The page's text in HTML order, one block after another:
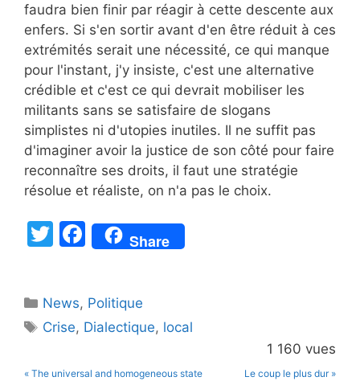
faudra bien finir par réagir à cette descente aux
enfers. Si s'en sortir avant d'en être réduit à ces
extrémités serait une nécessité, ce qui manque
pour l'instant, j'y insiste, c'est une alternative
crédible et c'est ce qui devrait mobiliser les
militants sans se satisfaire de slogans
simplistes ni d'utopies inutiles. Il ne suffit pas
d'imaginer avoir la justice de son côté pour faire
reconnaître ses droits, il faut une stratégie
résolue et réaliste, on n'a pas le choix.
T
er
F
a
e
b
o
Share
Catégories
News, Politique
Étiquettes
Crise, Dialectique, local
1 160 vues
« The universal and homogeneous state Le coup le plus dur »